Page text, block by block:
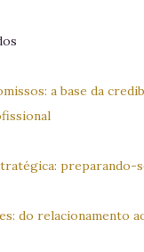
a base da
preparando-
do relacionamento